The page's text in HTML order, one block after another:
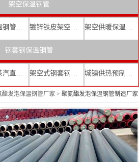
架空保温钢管
架空保温钢管厂家 镀锌铁皮架空保温管 架空供暖保温钢管
钢套钢保温钢管
钢套钢蒸汽直埋保温管厂家 架空式钢套钢保温管 城镇供热预制直埋蒸汽保温管
酯发泡保温钢管厂家 > 聚氨酯发泡保温钢管制造厂家